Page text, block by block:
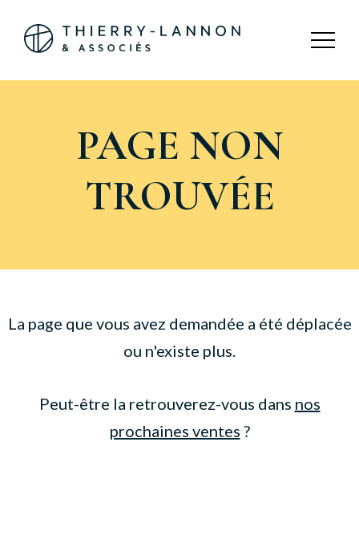
PAGE NON
TROUVÉE
La page que vous avez demandée a été déplacée
ou n'existe plus.
Peut-être la retrouverez-vous dans nos
prochaines ventes ?